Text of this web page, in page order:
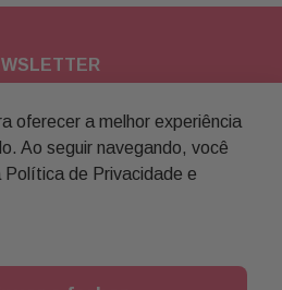
newsletter para
e promoções
oferecer a melhor experiência
Ao seguir navegando, você
Política de Privacidade e